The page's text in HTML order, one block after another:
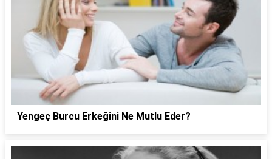
Yengeç Burcu Erkeğini Ne Mutlu Eder?